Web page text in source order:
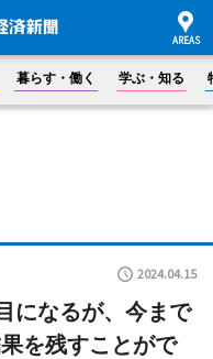
暮らす・働く 学ぶ・知る
2024.04.15
になるが、今まで
を残すことがで